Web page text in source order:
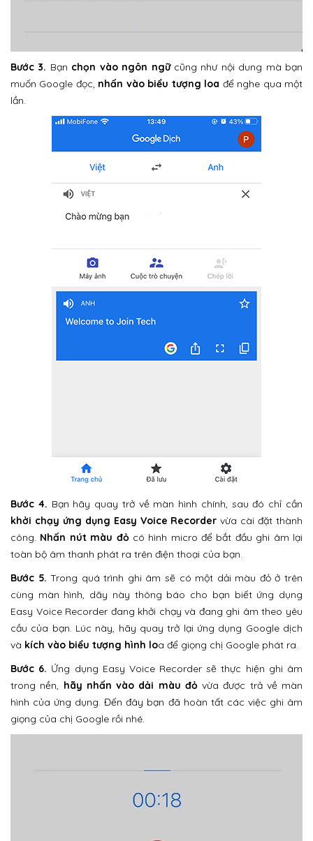
Bước 3. Bạn chọn vào ngôn ngữcũng như nội dung mà bạn
muốn Google đọc, nhấn vào biểu tượng loa để nghe qua một
lần.
Bước 4. Bạn hãy quay trở về màn hình chính, sau đó chỉ cần
khởi chạy ứng dụng Easy Voice Recordervừa cài đặt thành
công. Nhấn nút màu đỏcó hình micro để bắt đầu ghi âm lại
toàn bộ âm thanh phát ra trên điện thoại của bạn.
Bước 5. Trong quá trình ghi âm sẽ có một dải màu đỏ ở trên
cùng màn hình, dãy này thông báo cho bạn biết ứng dụng
Easy Voice Recorder đang khởi chạy và đang ghi âm theo yêu
cầu của bạn. Lúc này, hãy quay trở lại ứng dụng Google dịch
và kích vào biểu tượng hình loa để giọng chị Google phát ra.
Bước 6. Ứng dụng Easy Voice Recorder sẽ thực hiện ghi âm
trong nền, hãy nhấn vào dải màu đỏvừa được trả về màn
hình của ứng dụng. Đến đây bạn đã hoàn tất các việc ghi âm
giọng của chị Google rồi nhé.